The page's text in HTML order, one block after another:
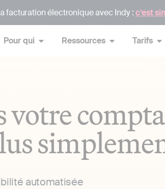
facturation électronique avec Indy :c’est
Pour qui Ressources Tarifs
votre
automatisée